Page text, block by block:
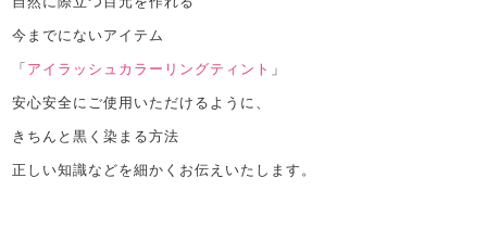
今までにないアイテム
「 アイラッシュカラーリングティント 」
安心安全にご使用いただけるように、
きちんと黒く染まる方法
正しい知識などを細かくお伝えいたします。